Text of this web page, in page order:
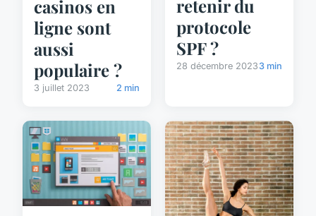
casinos en
ligne sont
aussi
populaire ?
3 juillet 2023 2 min
retenir du
protocole
SPF ?
28 décembre 2023 3 min